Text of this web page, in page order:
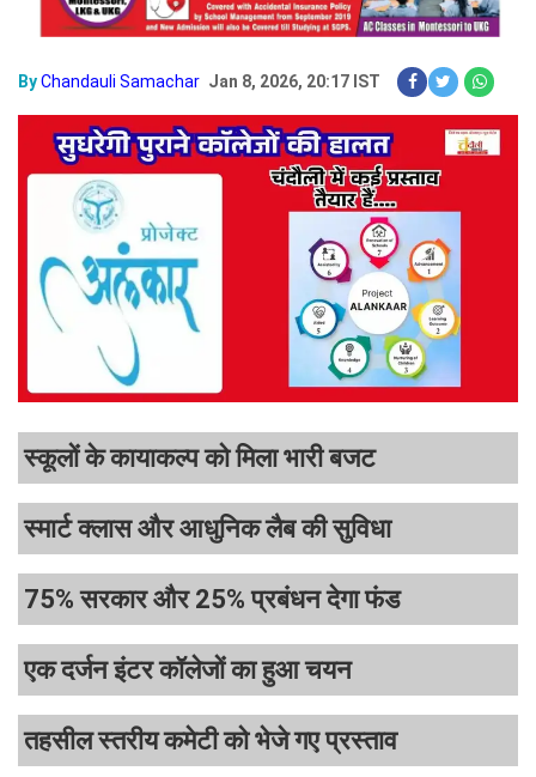
ByChandauli Samachar Jan 8, 2026, 20:17 IST
स्कूलों के कायाकल्प को मिला भारी बजट
स्मार्ट क्लास और आधुनिक लैब की सुविधा
75% सरकार और 25% प्रबंधन देगा फंड
एक दर्जन इंटर कॉलेजों का हुआ चयन
तहसील स्तरीय कमेटी को भेजे गए प्रस्ताव